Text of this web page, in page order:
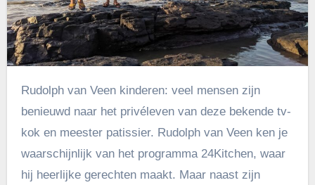
Rudolph van Veen kinderen: veel mensen zijn
benieuwd naar het privéleven van deze bekende tv-
kok en meester patissier. Rudolph van Veen ken je
waarschijnlijk van het programma 24Kitchen, waar
hij heerlijke gerechten maakt. Maar naast zijn